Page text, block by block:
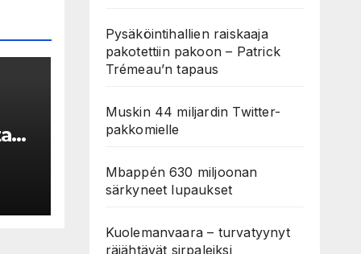
Pysäköintihallien raiskaaja
pakotettiin pakoon – Patrick
Trémeau’n tapaus
Muskin 44 miljardin Twitter-
pakkomielle
Mbappén 630 miljoonan
särkyneet lupaukset
Kuolemanvaara – turvatyynyt
räjähtävät sirpaleiksi